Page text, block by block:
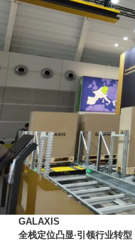
GALAXIS
全栈定位凸显·引领行业转型